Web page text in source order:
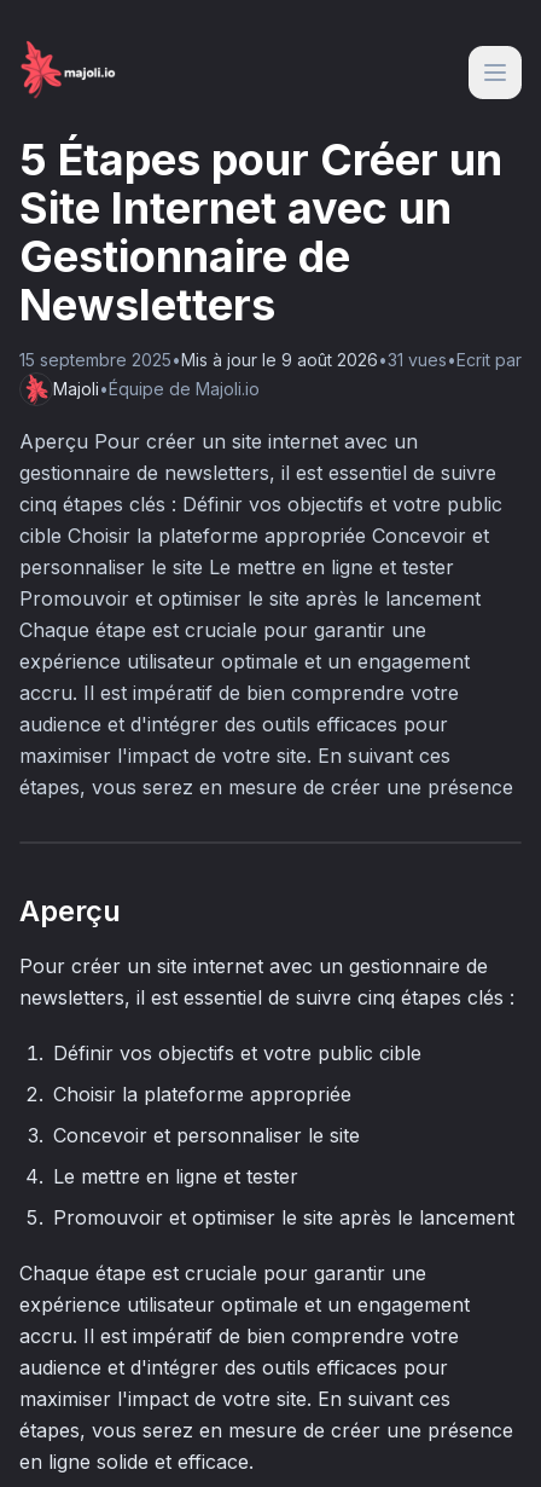
5 Étapes pour Créer un
Site Internet avec un
Gestionnaire de
Newsletters
15 septembre 2025•Mis à jour le 9 août 2026•31 vues•Ecrit par
Majoli•Équipe de Majoli.io
Aperçu Pour créer un site internet avec un
gestionnaire de newsletters, il est essentiel de suivre
cinq étapes clés : Définir vos objectifs et votre public
cible Choisir la plateforme appropriée Concevoir et
personnaliser le site Le mettre en ligne et tester
Promouvoir et optimiser le site après le lancement
Chaque étape est cruciale pour garantir une
expérience utilisateur optimale et un engagement
accru. Il est impératif de bien comprendre votre
audience et d'intégrer des outils efficaces pour
maximiser l'impact de votre site. En suivant ces
étapes, vous serez en mesure de créer une présence
Aperçu
Pour créer un site internet avec un gestionnaire de
newsletters, il est essentiel de suivre cinq étapes clés :
Définir vos objectifs et votre public cible
Choisir la plateforme appropriée
Concevoir et personnaliser le site
Le mettre en ligne et tester
Promouvoir et optimiser le site après le lancement
Chaque étape est cruciale pour garantir une
expérience utilisateur optimale et un engagement
accru. Il est impératif de bien comprendre votre
audience et d'intégrer des outils efficaces pour
maximiser l'impact de votre site. En suivant ces
étapes, vous serez en mesure de créer une présence
en ligne solide et efficace.